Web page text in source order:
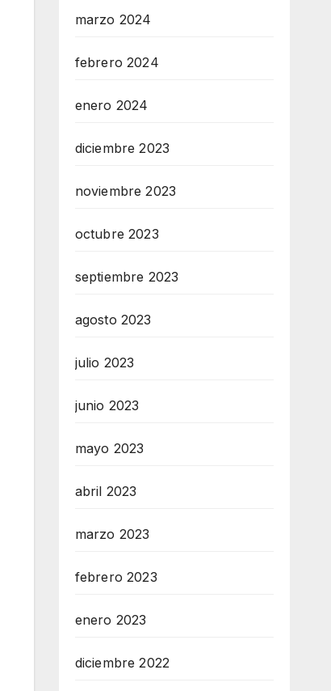
marzo 2024
febrero 2024
enero 2024
diciembre 2023
noviembre 2023
octubre 2023
septiembre 2023
agosto 2023
julio 2023
junio 2023
mayo 2023
abril 2023
marzo 2023
febrero 2023
enero 2023
diciembre 2022